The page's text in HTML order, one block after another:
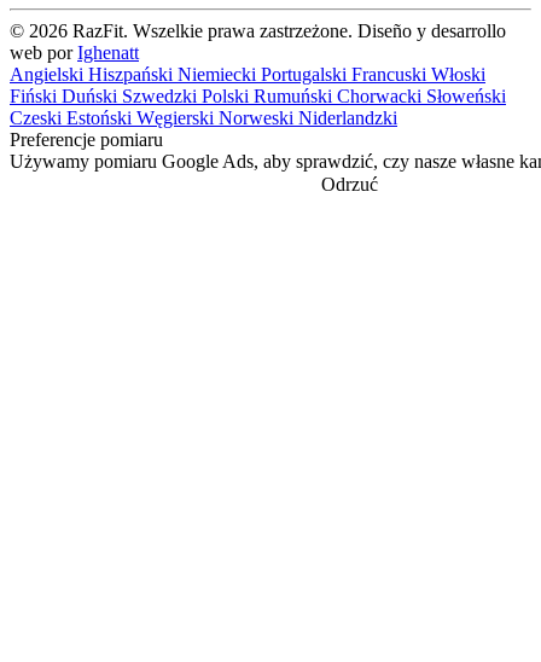
© 2026 RazFit. Wszelkie prawa zastrzeżone. Diseño y desarrollo
web porIghenatt
Angielski Hiszpański Niemiecki Portugalski Francuski Włoski
Fiński Duński Szwedzki Polski Rumuński Chorwacki Słoweński
Czeski Estoński Węgierski Norweski Niderlandzki
Preferencje pomiaru
Używamy pomiaru Google Ads, aby sprawdzić, czy nasze własne
Odrzuć